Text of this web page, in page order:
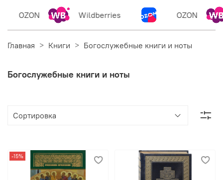
Wildberries OZON
Главная Книги Богослужебные книги и ноты
Богослужебные книги и ноты
-15%